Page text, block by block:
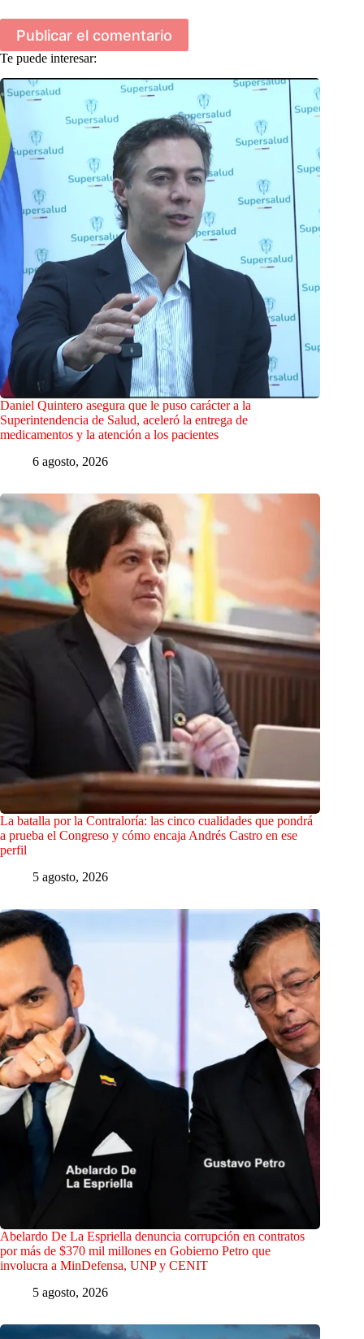
Publicar el comentario
Te puede interesar:
Daniel Quintero asegura que le puso carácter a la
Superintendencia de Salud, aceleró la entrega de
medicamentos y la atención a los pacientes
6 agosto, 2026
La batalla por la Contraloría: las cinco cualidades que pondrá
a prueba el Congreso y cómo encaja Andrés Castro en ese
perfil
5 agosto, 2026
Abelardo De La Espriella denuncia corrupción en contratos
por más de $370 mil millones en Gobierno Petro que
involucra a MinDefensa, UNP y CENIT
5 agosto, 2026